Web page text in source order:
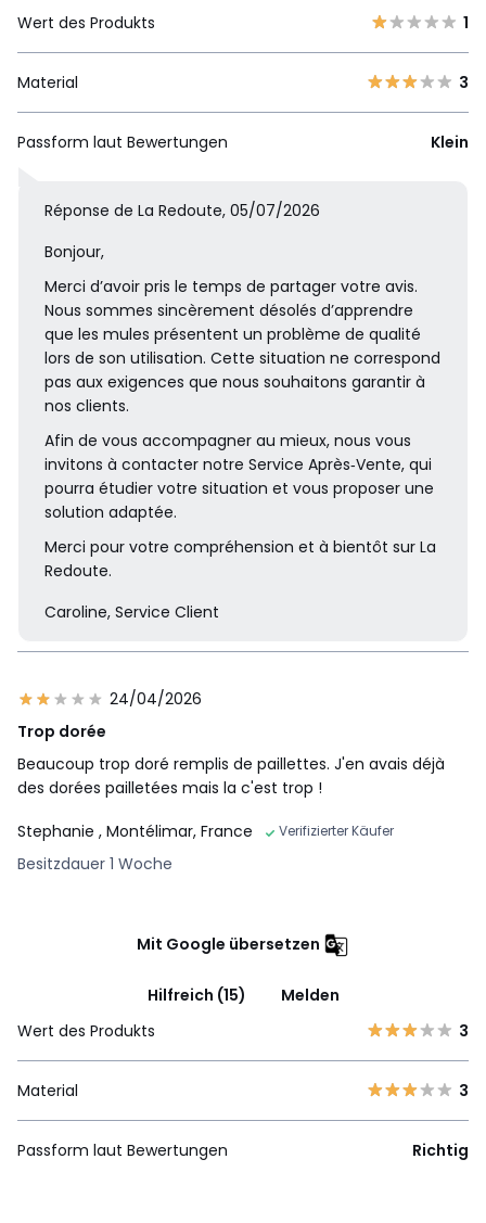
Wert des Produkts
1
Material 3
Passform laut Bewertungen Klein
Réponse de La Redoute, 05/07/2026
Bonjour,
Merci d’avoir pris le temps de partager votre avis.
Nous sommes sincèrement désolés d’apprendre
que les mules présentent un problème de qualité
lors de son utilisation. Cette situation ne correspond
pas aux exigences que nous souhaitons garantir à
nos clients.
Afin de vous accompagner au mieux, nous vous
invitons à contacter notre Service Après‑Vente, qui
pourra étudier votre situation et vous proposer une
solution adaptée.
Merci pour votre compréhension et à bientôt sur La
Redoute.
Caroline, Service Client
24/04/2026
Trop dorée
Beaucoup trop doré remplis de paillettes. J'en avais déjà
des dorées pailletées mais la c'est trop !
Stephanie , Montélimar, France Verifizierter Käufer
Besitzdauer 1 Woche
Mit Google übersetzen
Hilfreich (15)
Melden
Wert des Produkts
3
Material 3
Passform laut Bewertungen Richtig